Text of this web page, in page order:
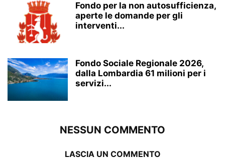
Fondo per la non autosufficienza,
aperte le domande per gli
interventi...
Fondo Sociale Regionale 2026,
dalla Lombardia 61 milioni per i
servizi...
NESSUN COMMENTO
LASCIA UN COMMENTO